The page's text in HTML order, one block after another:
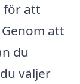
för att
att
du
väljer